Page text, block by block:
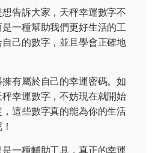
告訴大家，天秤幸運數字不
一種幫助我們更好生活的工
己的數字，並且學會正確地
有屬於自己的幸運密碼。如
幸運數字，不妨現在就開始
這些數字真的能為你的生活
一種輔助工具，真正的幸運